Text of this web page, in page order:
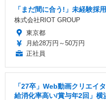
「まだ間に合う!」未経験採
株式会社RIOT GROUP
東京都
月給28万円～50万円
正社員
「27卒」Web動画クリエイ
給消化率高い/賞与年2回」横